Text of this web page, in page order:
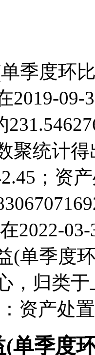
季度环
2019-09-
聚统计得
；资
2022-
(单季度
，归类
资产处
单季度